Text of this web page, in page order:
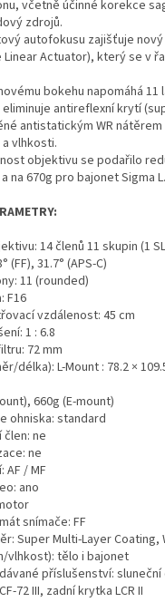
včetně účinné korekce
zdrojů.
autofokusu zajišťuje
Linear Actuator), který se v
bokehu napomáhá 11
antireflexní krytí
antistatickým WR
vlhkosti.
objektivu se podařilo
na 670g pro bajonet Sigma L.
14 členů 11 skupin (1
(FF), 31.7° (APS-C)
11 (rounded)
F16
vzdálenost: 45 cm
1 : 6.8
72 mm
délka): L-Mount : 78.2 ×
660g (E-mount)
ohniska: standard
ne
ne
/ MF
ano
snímače: FF
Super Multi-Layer Coating,
vlhkost): tělo i bajonet
příslušenství: sluneční
72 III, zadní krytka LCR II